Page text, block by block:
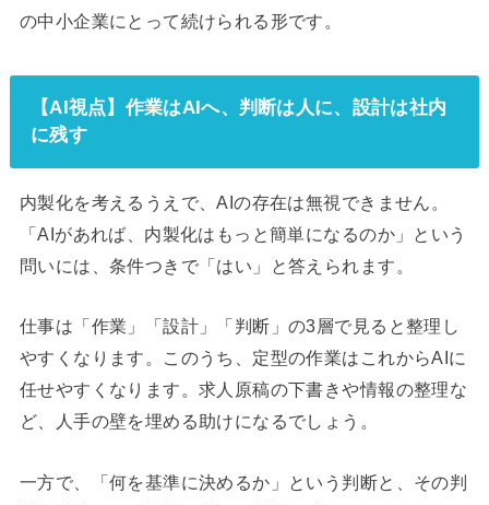
の中小企業にとって続けられる形です。
【AI視点】作業はAIへ、判断は人に、設計は社内
に残す
内製化を考えるうえで、AIの存在は無視できません。
「AIがあれば、内製化はもっと簡単になるのか」という
問いには、条件つきで「はい」と答えられます。
仕事は「作業」「設計」「判断」の3層で見ると整理し
やすくなります。このうち、定型の作業はこれからAIに
任せやすくなります。求人原稿の下書きや情報の整理な
ど、人手の壁を埋める助けになるでしょう。
一方で、「何を基準に決めるか」という判断と、その判